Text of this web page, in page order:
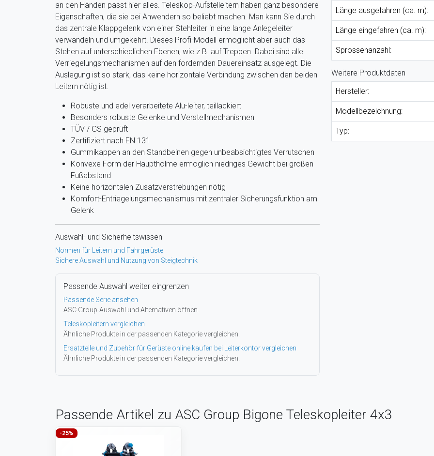
an den Händen passt hier alles. Teleskop-Aufstelleitern haben ganz besondere
Eigenschaften, die sie bei Anwendern so beliebt machen. Man kann Sie durch
das zentrale Klappgelenk von einer Stehleiter in eine lange Anlegeleiter
verwandeln und umgekehrt. Dieses Profi-Modell ermöglicht aber auch das
Stehen auf unterschiedlichen Ebenen, wie z.B. auf Treppen. Dabei sind alle
Verriegelungsmechanismen auf den fordernden Dauereinsatz ausgelegt. Die
Auslegung ist so stark, das keine horizontale Verbindung zwischen den beiden
Leitern nötig ist.
Robuste und edel verarbeitete Alu-leiter, teillackiert
Besonders robuste Gelenke und Verstellmechanismen
TÜV / GS geprüft
Zertifiziert nach EN 131
Gummikappen an den Standbeinen gegen unbeabsichtigtes Verrutschen
Konvexe Form der Hauptholme ermöglich niedriges Gewicht bei großen
Fußabstand
Keine horizontalen Zusatzverstrebungen nötig
Komfort-Entriegelungsmechanismus mit zentraler Sicherungsfunktion am
Gelenk
Auswahl- und Sicherheitswissen
Normen für Leitern und Fahrgerüste
Sichere Auswahl und Nutzung von Steigtechnik
Passende Auswahl weiter eingrenzen
Passende Serie ansehen
ASC Group-Auswahl und Alternativen öffnen.
Teleskopleitern vergleichen
Ähnliche Produkte in der passenden Kategorie vergleichen.
Ersatzteile und Zubehör für Gerüste online kaufen bei Leiterkontor vergleichen
Ähnliche Produkte in der passenden Kategorie vergleichen.
Länge ausgefahren (ca. m):
Länge eingefahren (ca. m):
Sprossenanzahl:
Weitere Produktdaten
Hersteller:
Modellbezeichnung:
Typ:
Passende Artikel zu ASC Group Bigone Teleskopleiter 4x3
-25%